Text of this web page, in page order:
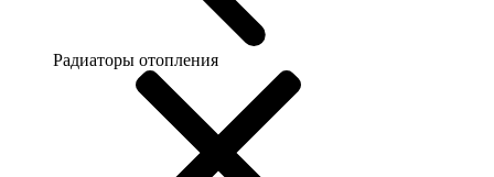
Радиаторы отопления